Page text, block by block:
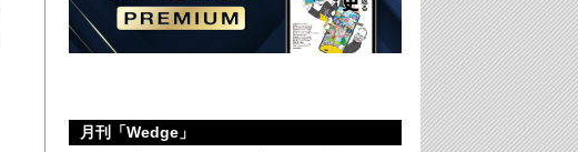
月刊「Wedge」